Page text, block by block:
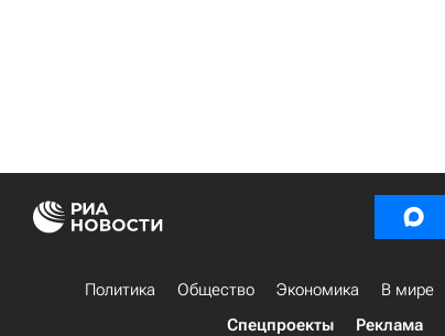
Политика Общество Экономика В мире
Спецпроекты
Реклама